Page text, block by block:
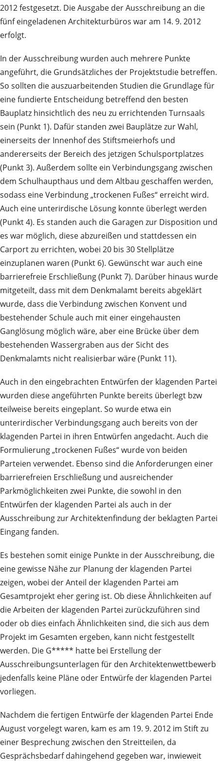
2012 festgesetzt. Die Ausgabe der Ausschreibung an die
fünf eingeladenen Architekturbüros war am 14. 9. 2012
erfolgt.
In der Ausschreibung wurden auch mehrere Punkte
angeführt, die Grundsätzliches der Projektstudie betreffen.
So sollten die auszuarbeitenden Studien die Grundlage für
eine fundierte Entscheidung betreffend den besten
Bauplatz hinsichtlich des neu zu errichtenden Turnsaals
sein (Punkt 1). Dafür standen zwei Bauplätze zur Wahl,
einerseits der Innenhof des Stiftsmeierhofs und
andererseits der Bereich des jetzigen Schulsportplatzes
(Punkt 3). Außerdem sollte ein Verbindungsgang zwischen
dem Schulhaupthaus und dem Altbau geschaffen werden,
sodass eine Verbindung „trockenen Fußes“ erreicht wird.
Auch eine unterirdische Lösung konnte überlegt werden
(Punkt 4). Es standen auch die Garagen zur Disposition und
es war möglich, diese abzureißen und stattdessen ein
Carport zu errichten, wobei 20 bis 30 Stellplätze
einzuplanen waren (Punkt 6). Gewünscht war auch eine
barrierefreie Erschließung (Punkt 7). Darüber hinaus wurde
mitgeteilt, dass mit dem Denkmalamt bereits abgeklärt
wurde, dass die Verbindung zwischen Konvent und
bestehender Schule auch mit einer eingehausten
Ganglösung möglich wäre, aber eine Brücke über dem
bestehenden Wassergraben aus der Sicht des
Denkmalamts nicht realisierbar wäre (Punkt 11).
Auch in den eingebrachten Entwürfen der klagenden Partei
wurden diese angeführten Punkte bereits überlegt bzw
teilweise bereits eingeplant. So wurde etwa ein
unterirdischer Verbindungsgang auch bereits von der
klagenden Partei in ihren Entwürfen angedacht. Auch die
Formulierung „trockenen Fußes“ wurde von beiden
Parteien verwendet. Ebenso sind die Anforderungen einer
barrierefreien Erschließung und ausreichender
Parkmöglichkeiten zwei Punkte, die sowohl in den
Entwürfen der klagenden Partei als auch in der
Ausschreibung zur Architektenfindung der beklagten Partei
Eingang fanden.
Es bestehen somit einige Punkte in der Ausschreibung, die
eine gewisse Nähe zur Planung der klagenden Partei
zeigen, wobei der Anteil der klagenden Partei am
Gesamtprojekt eher gering ist. Ob diese Ähnlichkeiten auf
die Arbeiten der klagenden Partei zurückzuführen sind
oder ob dies einfach Ähnlichkeiten sind, die sich aus dem
Projekt im Gesamten ergeben, kann nicht festgestellt
werden. Die G***** hatte bei Erstellung der
Ausschreibungsunterlagen für den Architektenwettbewerb
jedenfalls keine Pläne oder Entwürfe der klagenden Partei
vorliegen.
Nachdem die fertigen Entwürfe der klagenden Partei Ende
August vorgelegt waren, kam es am 19. 9. 2012 im Stift zu
einer Besprechung zwischen den Streitteilen, da
Gesprächsbedarf dahingehend gegeben war, inwieweit